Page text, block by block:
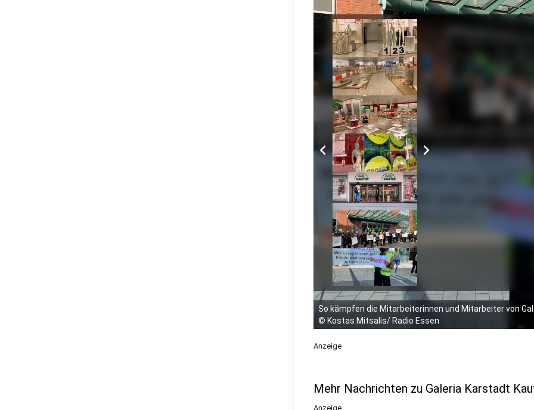
Demo der Galeria Karstadt Kaufhof Mitarbeiter in
verdi
So kämpfen die Mitarbeiterinnen und Mitarbeiter von
© Kostas Mitsalis/ Radio Essen
chevron_left chevron_right
Anzeige
Mehr Nachrichten zu Galeria Karstadt
Anzeige